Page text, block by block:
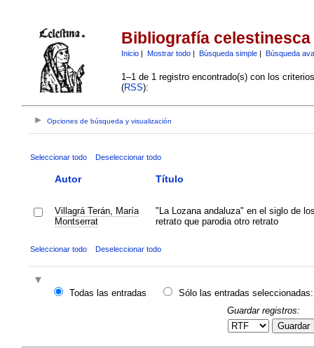
Bibliografía celestinesca
Inicio| Mostrar todo| Búsqueda simple| Búsqueda
1–1 de 1 registro encontrado(s) con los
(RSS):
Opciones de búsqueda y visualización
Seleccionar todo Deseleccionar todo
Autor Título
Villagrá Terán, María
Montserrat
"La Lozana andaluza" en el siglo de
retrato que parodia otro retrato
Seleccionar todo Deseleccionar todo
Todas las entradas
Sólo las entradas seleccionadas:
Guardar registros:
Guardar